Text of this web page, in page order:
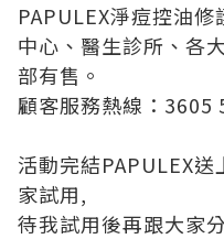
PAPULEX淨痘控油
中心、醫生診所、各
部有售。
顧客服務熱線：3605
活動完結PAPULEX
家試用,
待我試用後再跟大家